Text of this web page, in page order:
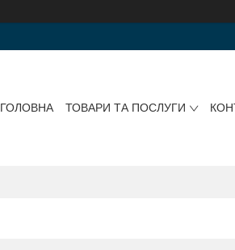
ГОЛОВНА ТОВАРИ ТА ПОСЛУГИ